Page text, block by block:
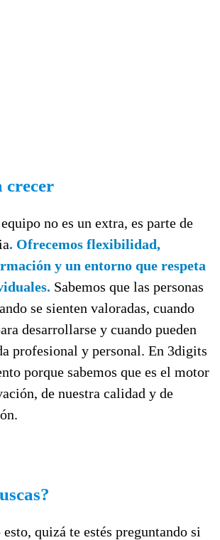
crecer
no es un extra, es parte de
. Ofrecemos flexibilidad,
y un entorno que respeta
Sabemos que las personas
se sienten valoradas, cuando
desarrollarse y cuando pueden
profesional y personal. En 3digits
porque sabemos que es el motor
de nuestra calidad y de
quizá te estés preguntando si